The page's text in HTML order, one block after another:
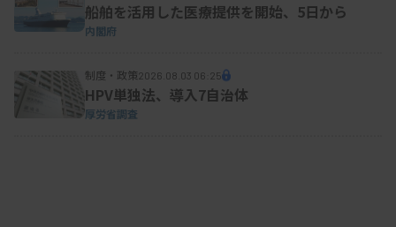
船舶を活用した医療提供を開始、5日から
内閣府
制度・政策2026.08.03 06:25
HPV単独法、導入7自治体
厚労省調査